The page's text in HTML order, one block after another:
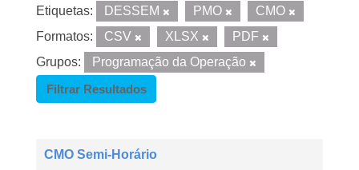
Etiquetas: DESSEM PMO
CMO
Formatos:
CSV XLSX
PDF
Grupos:
Programação da Operação
Filtrar Resultados
CMO Semi-Horário